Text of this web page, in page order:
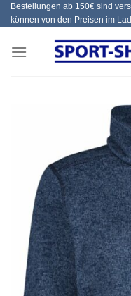
Zum
Inhalt
Bestellungen ab 150€ sind
können von den Preisen im